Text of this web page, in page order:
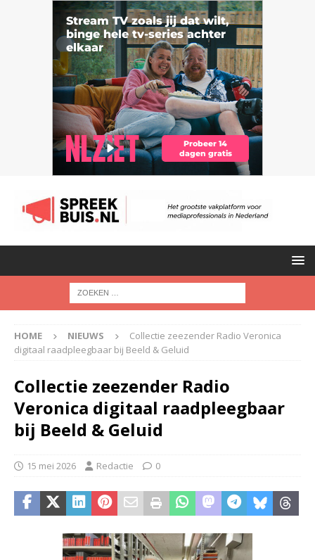
HOME NIEUWS
Collectie zeezender Radio Veronica
digitaal raadpleegbaar bij Beeld & Geluid
Collectie zeezender Radio
Veronica digitaal raadpleegbaar
bij Beeld & Geluid
15 mei 2026 Redactie 0